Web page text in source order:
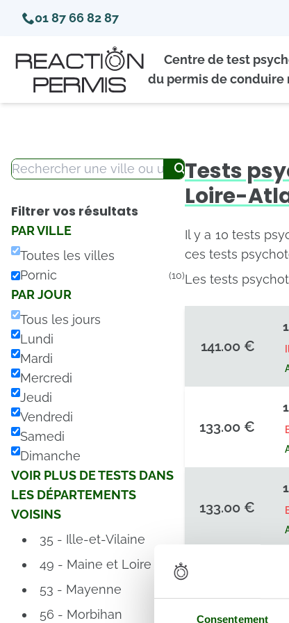
Consentement
01 87 66 82 87
Centre de test
du permis de conduire
Filtrer vos résultats
PAR VILLE
Toutes les villes
Pornic
(10)
PAR JOUR
Tous les jours
Lundi
Mardi
Mercredi
Jeudi
Vendredi
Samedi
Dimanche
VOIR PLUS DE TESTS DANS
LES DÉPARTEMENTS
VOISINS
35 - Ille-et-Vilaine
49 - Maine et Loire
53 - Mayenne
56 - Morbihan
Tests
Loire-
Il y a 10 tests
ces tests
Les tests
141.00 €
133.00 €
133.00 €